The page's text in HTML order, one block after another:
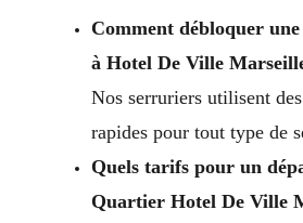
Comment débloquer
à Hotel De Ville
Nos serruriers utilisent
rapides pour tout type de
Quels tarifs pour un
Quartier Hotel De Ville